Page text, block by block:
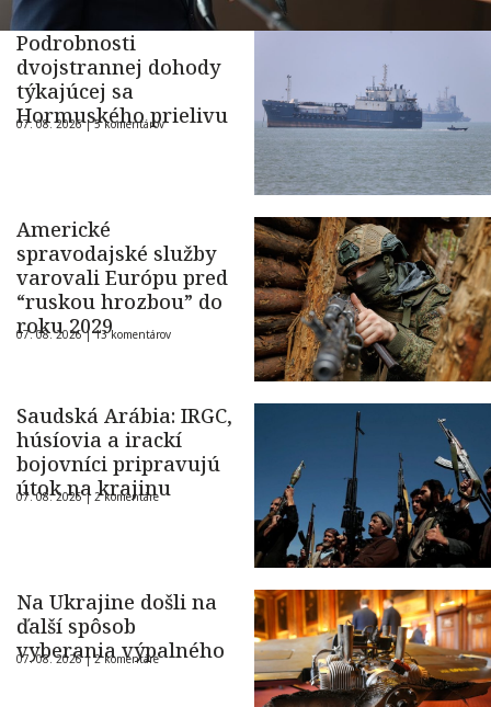
Podrobnosti
dvojstrannej dohody
týkajúcej sa
Hormuského prielivu
07. 08. 2026 |5 komentárov
Americké
spravodajské služby
varovali Európu pred
“ruskou hrozbou” do
roku 2029
07. 08. 2026 |13 komentárov
Saudská Arábia: IRGC,
húsíovia a irackí
bojovníci pripravujú
útok na krajinu
07. 08. 2026 |2 komentáre
Na Ukrajine došli na
ďalší spôsob
vyberania výpalného
07. 08. 2026 |2 komentáre